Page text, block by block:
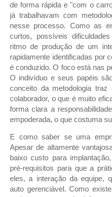
de forma rápida e "com o
já trabalhavam com
nesse processo. Como as
curtos, possíveis
ritmo de produção de um
rapidamente identificadas por
é conduzido. O foco está nas
O indivíduo e seus papéis
conceito da metodologia traz
colaborador, o que é muito
forma clara a
empoderada, o que costuma
E como saber se uma
Apesar de altamente
baixo custo para
pré-requisitos para que a
eles, a interação da equipe,
auto gerenciável. Como